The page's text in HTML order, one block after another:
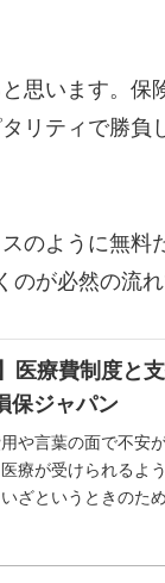
思います。保
リティで勝負
のように無料
が必然の流れ
医療費制度と
保ジャパン
や言葉の面で不安
療が受けられるよ
ざというときのた